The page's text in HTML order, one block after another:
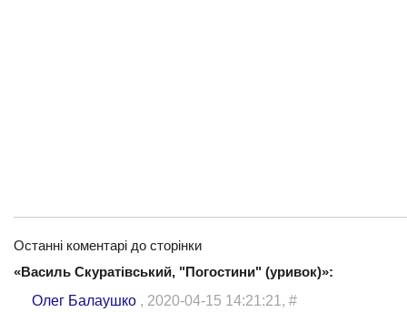
Останні коментарі до сторінки
«Василь Скуратівський, "Погостини" (уривок)»:
Олег Балаушко , 2020-04-15 14:21:21, #